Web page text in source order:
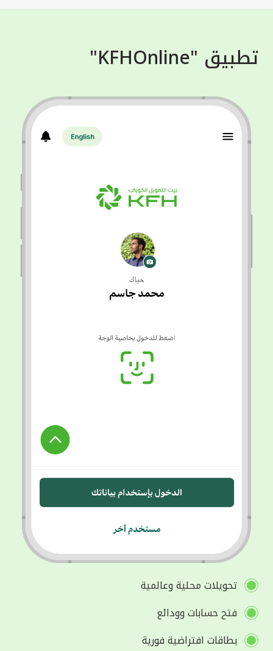
تطبيق "KFHOnline"
تحويلات محلية وعالمية
فتح حسابات وودائع
بطاقات افتراضية فورية